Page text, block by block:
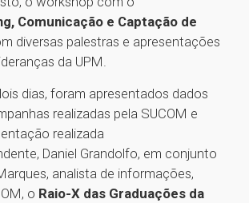
Comunicação e Captação de
diversas palestras e apresentações
da UPM.
dias, foram apresentados dados
realizadas pela SUCOM e
realizada
Daniel Grandolfo, em conjunto
analista de informações,
o Raio-X das Graduações da